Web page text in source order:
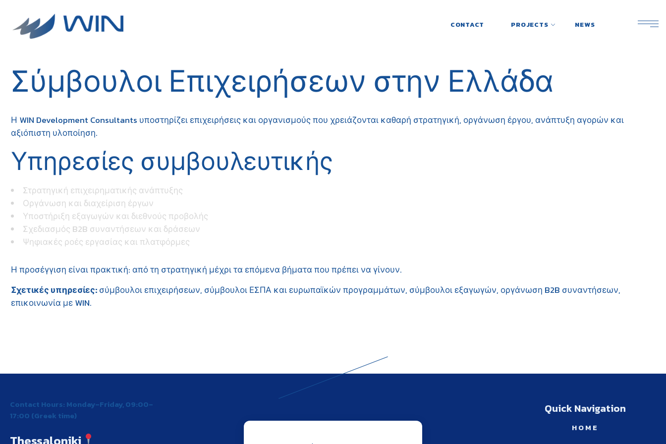
CONTACT PROJECTS NEWS
Σύμβουλοι Επιχειρήσεων στην Ελλάδα
Η WIN Development Consultants υποστηρίζει επιχειρήσεις και οργανισμούς που χρειάζονται καθαρή στρατηγική, οργάνωση έργου, ανάπτυξη αγορών και
αξιόπιστη υλοποίηση.
Υπηρεσίες συμβουλευτικής
Στρατηγική επιχειρηματικής ανάπτυξης
Οργάνωση και διαχείριση έργων
Υποστήριξη εξαγωγών και διεθνούς προβολής
Σχεδιασμός B2B συναντήσεων και δράσεων
Ψηφιακές ροές εργασίας και πλατφόρμες
Η προσέγγιση είναι πρακτική: από τη στρατηγική μέχρι τα επόμενα βήματα που πρέπει να γίνουν.
Σχετικές υπηρεσίες:σύμβουλοι επιχειρήσεων, σύμβουλοι ΕΣΠΑ και ευρωπαϊκών προγραμμάτων, σύμβουλοι εξαγωγών,οργάνωση B2B συναντήσεων,
επικοινωνία με WIN.
Contact Hours: Monday–Friday, 09:00–
17:00 (Greek time)
Quick Navigation
HOME